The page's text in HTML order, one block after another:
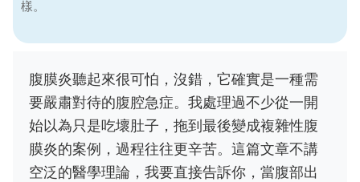
樣。
腹膜炎聽起來很可怕，沒錯，它確實是一種需
要嚴肅對待的腹腔急症。我處理過不少從一開
始以為只是吃壞肚子，拖到最後變成複雜性腹
膜炎的案例，過程往往更辛苦。這篇文章不講
空泛的醫學理論，我要直接告訴你，當腹部出